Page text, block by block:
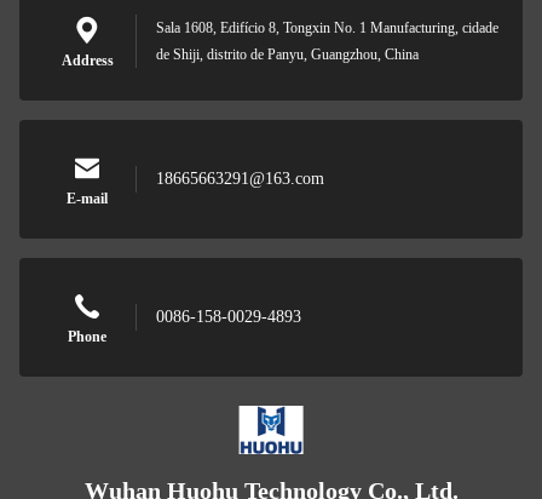
Address
Sala 1608, Edifício 8, Tongxin No. 1 Manufacturing, cidade
de Shiji, distrito de Panyu, Guangzhou, China
E-mail
18665663291@163.com
Phone
0086-158-0029-4893
Wuhan Huohu Technology Co., Ltd.